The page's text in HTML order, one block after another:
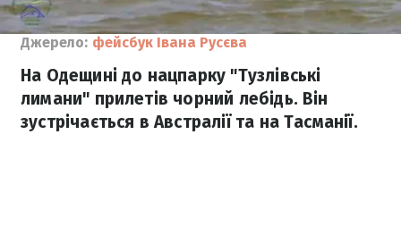
Джерело: фейсбук Івана Русєва
На Одещині до нацпарку "Тузлівські
лимани" прилетів чорний лебідь. Він
зустрічається в Австралії та на Тасманії.